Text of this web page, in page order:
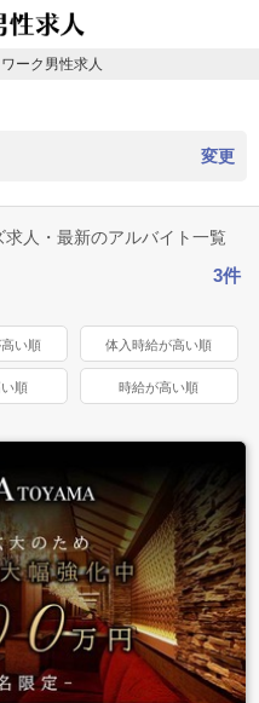
ーク男性求人
変更
人・最新のアルバイト一覧
3件
い順 体入時給が高い順
順 時給が高い順